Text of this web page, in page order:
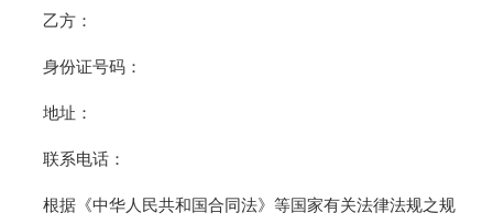
乙方：
身份证号码：
地址：
联系电话：
根据《中华人民共和国合同法》等国家有关法律法规之规